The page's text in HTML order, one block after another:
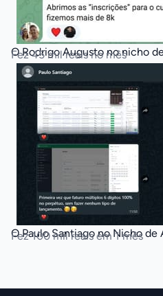
O Rodrigo Augusto no nicho
Fez 45 mil reais no mês
O Paulo Santiago no Nicho de
Fez 100 mil reais em 1 mês